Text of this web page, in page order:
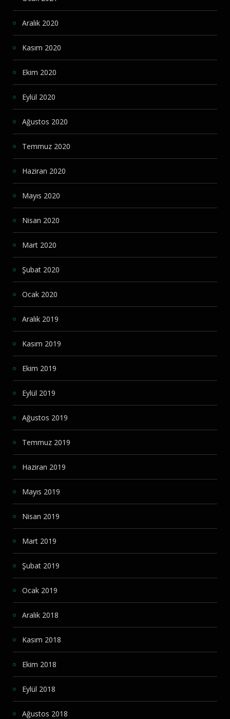
Aralık 2020
Kasım 2020
Ekim 2020
Eylül 2020
Ağustos 2020
Temmuz 2020
Haziran 2020
Mayıs 2020
Nisan 2020
Mart 2020
Şubat 2020
Ocak 2020
Aralık 2019
Kasım 2019
Ekim 2019
Eylül 2019
Ağustos 2019
Temmuz 2019
Haziran 2019
Mayıs 2019
Nisan 2019
Mart 2019
Şubat 2019
Ocak 2019
Aralık 2018
Kasım 2018
Ekim 2018
Eylül 2018
Ağustos 2018